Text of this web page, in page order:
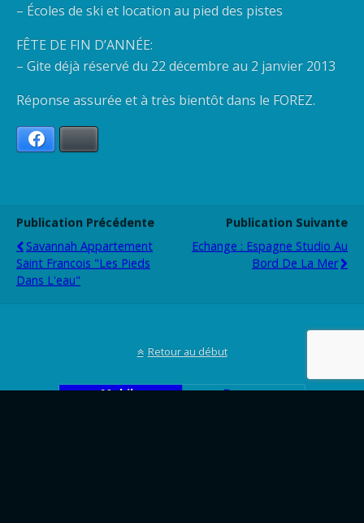
– Écoles de ski et location au pied des pistes
FÊTE DE FIN D’ANNÉE:
– Gite déjà réservé du 22 décembre au 2 janvier 2013
Réponse assurée et à très bientôt dans le FOREZ.
Publication Précédente
Savannah Appartement
Saint Francois "les Pieds
Dans L'eau"
Publication Suivante
Echange : Espagne Studio Au
Bord De La Mer
Retour au début
Mobile Bureau